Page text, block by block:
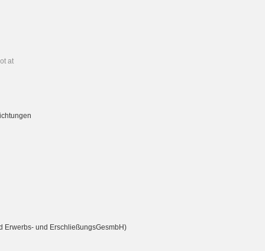
at
Erwerbs- und ErschließungsGesmbH)